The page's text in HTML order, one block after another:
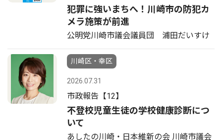
犯罪に強いまちへ！川崎市の防犯カ
メラ施策が前進
公明党川崎市議会議員団 浦田だいすけ
川崎区・幸区
2026.07.31
市政報告【12】
不登校児童生徒の学校健康診断につ
いて
あしたの川崎・日本維新の会 川崎市議会